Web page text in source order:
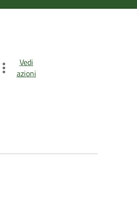
Vedi
azioni